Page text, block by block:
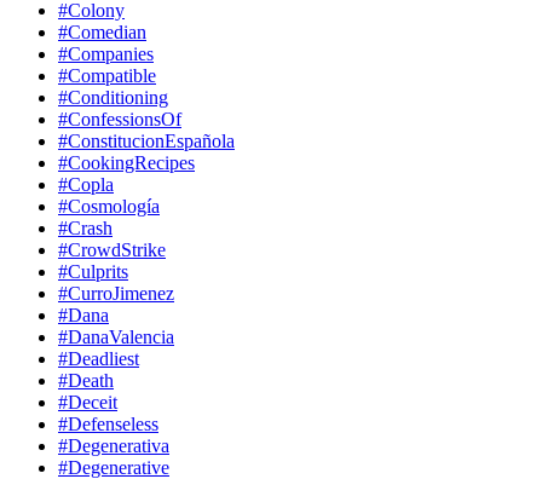
#Colony
#Comedian
#Companies
#Compatible
#Conditioning
#ConfessionsOf
#ConstitucionEspañola
#CookingRecipes
#Copla
#Cosmología
#Crash
#CrowdStrike
#Culprits
#CurroJimenez
#Dana
#DanaValencia
#Deadliest
#Death
#Deceit
#Defenseless
#Degenerativa
#Degenerative